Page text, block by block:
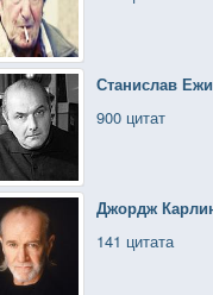
Станислав
900 цитат
Джордж
141 цитата